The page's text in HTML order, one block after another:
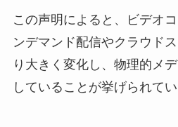
リゲイン
売ってな
ウタマロ
る？絶対
この声明によると、ビデオ
ンデマンド配信やクラウド
り大きく変化し、物理的メ
していることが挙げられてい